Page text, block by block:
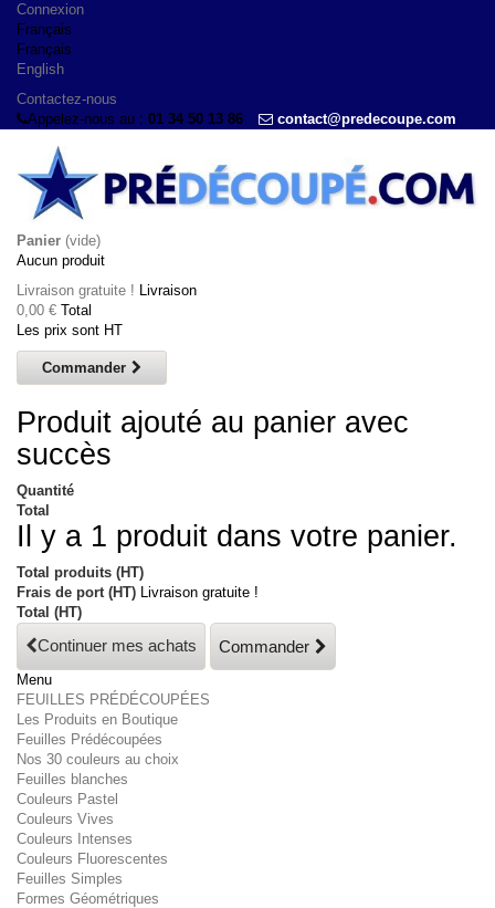
Connexion
Français
Français
English
Contactez-nous
Appelez-nous au : 01 34 50 13 86 contact@predecoupe.com
Panier (vide)
Aucun produit
Livraison gratuite !
Livraison
0,00 € Total
Les prix sont HT
Commander
Produit ajouté au panier avec
succès
Quantité
Total
Il y a 1 produit dans votre panier.
Total produits (HT)
Frais de port (HT)
Livraison gratuite !
Total (HT)
Continuer mes achats Commander
Menu
FEUILLES PRÉDÉCOUPÉES
Les Produits en Boutique
Feuilles Prédécoupées
Nos 30 couleurs au choix
Feuilles blanches
Couleurs Pastel
Couleurs Vives
Couleurs Intenses
Couleurs Fluorescentes
Feuilles Simples
Formes Géométriques